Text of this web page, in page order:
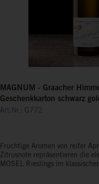
MAGNUM - Graacher
Geschenkkarton schwarz
Art.Nr.: G772
Fruchtige Aromen von reifer
Zitrusnote repräsentieren die
MOSEL Rieslings im